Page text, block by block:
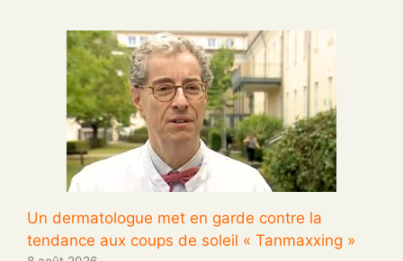
Un dermatologue met en garde contre la
tendance aux coups de soleil « Tanmaxxing »